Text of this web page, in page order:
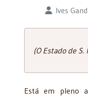
Detalhes Ives
(O Estado de S.
Está em pleno